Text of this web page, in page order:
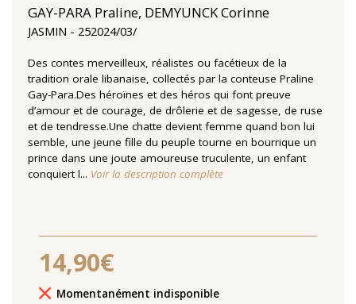
GAY-PARA Praline, DEMYUNCK Corinne
JASMIN 25‏/03‏/2024
Des contes merveilleux, réalistes ou facétieux de la
tradition orale libanaise, collectés par la conteuse Praline
Gay-Para.Des héroïnes et des héros qui font preuve
d’amour et de courage, de drôlerie et de sagesse, de ruse
et de tendresse.Une chatte devient femme quand bon lui
semble, une jeune fille du peuple tourne en bourrique un
prince dans une joute amoureuse truculente, un enfant
conquiert l... Voir la description complète
14,90€
Délais de livraison
Momentanément indisponible